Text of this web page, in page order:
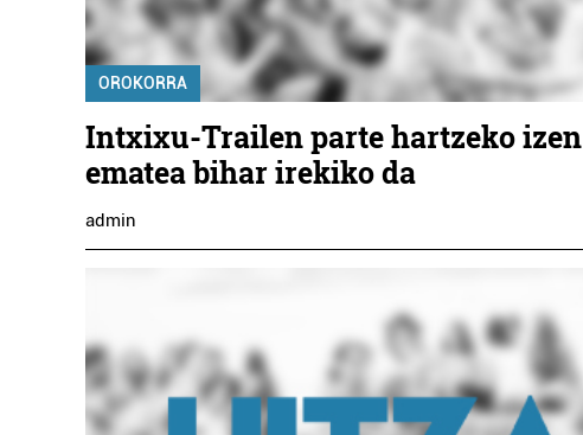
OROKORRA
Intxixu-Trailen parte hartzeko izen
ematea bihar irekiko da
admin